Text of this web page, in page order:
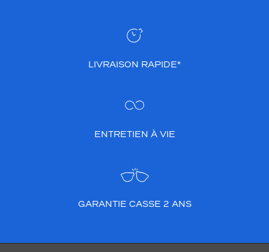
LIVRAISON RAPIDE*
ENTRETIEN À VIE
GARANTIE CASSE 2 ANS